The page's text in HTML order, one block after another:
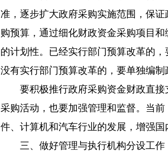
准，逐步扩大政府采购实施范围，保
购预算，通过细化财政资金采购项目
的计划性。已经实行部门预算改革的
没有实行部门预算改革的，要单独编制
要积极推行政府采购资金财政直接
采购活动，也要加强管理和监督。当
件、计算机和汽车行业的发展，增强国
三、做好管理与执行机构分设工作